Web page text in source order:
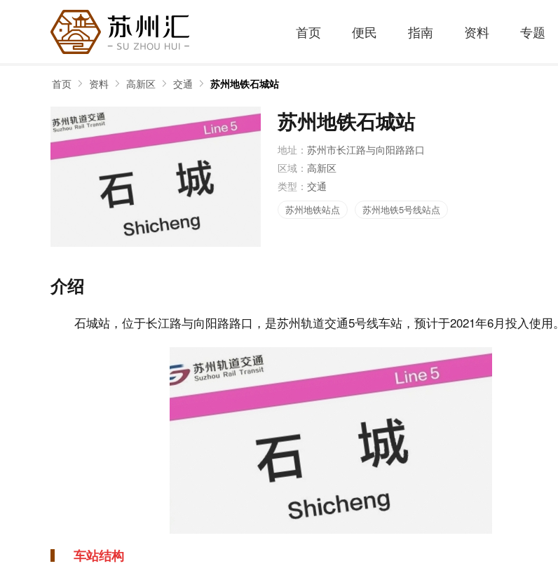
首页 便民 指南 资料 专题
首页 资料 高新区 交通 苏州地铁石城站
苏州地铁石城站
地址： 苏州市长江路与向阳路路口
区域： 高新区
类型： 交通
苏州地铁站点 苏州地铁5号线站点
介绍
石城站，位于长江路与向阳路路口，是苏州轨道交通5号线车站，预计于2021年6月投入使用。
车站结构